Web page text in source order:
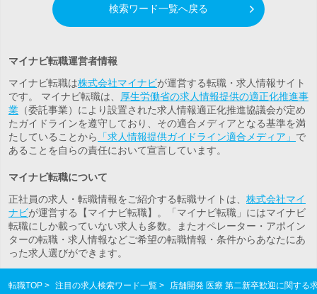
検索ワード一覧へ戻る
マイナビ転職運営者情報
マイナビ転職は株式会社マイナビが運営する転職・求人情報サイト
です。 マイナビ転職は、
厚生労働省の求人情報提供の適正化推進事
業 （委託事業）により設置された求人情報適正化推進協議会が定め
たガイドラインを遵守しており、その適合メディアとなる基準を満
たしていることから
「求人情報提供ガイドライン適合メディア」 で
あることを自らの責任において宣言しています。
マイナビ転職について
正社員の求人・転職情報をご紹介する転職サイトは、 株式会社マイ
ナビが運営する【マイナビ転職】。「マイナビ転職」にはマイナビ
転職にしか載っていない求人も多数。またオペレーター・アポイン
ターの転職・求人情報などご希望の転職情報・条件からあなたにあ
った求人選びができます。
転職TOP 注目の求人検索ワード一覧 店舗開発 医療 第二新卒歓迎に関する